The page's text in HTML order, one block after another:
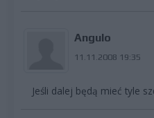
Angulo
11.11.2008 19:35
Jeśli dalej będą mieć tyle